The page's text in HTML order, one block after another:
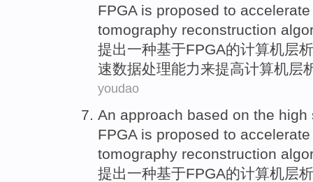
FPGA is proposed to accelerate
tomography reconstruction
提出一种基于FPGA的计算机层
速数据处理能力来提高计算机层
youdao
An approach based on the high
FPGA is proposed to accelerate
tomography reconstruction
提出一种基于FPGA的计算机层